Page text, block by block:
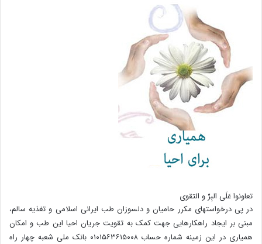
تعاونوا عَلَی البِرِّ و التقوی
در پی درخواستهای مکرر حامیان و دلسوزان طب ایرانی اسلامی و تغذیه سالم،
مبنی بر ایجاد راهکارهایی جهت کمک به تقویت جریان احیا این طب و امکان
همیاری در این زمینه شماره حساب ۰۱۰۱۵۶۳۶۱۵۰۰۸ بانک ملی شعبه چهار راه